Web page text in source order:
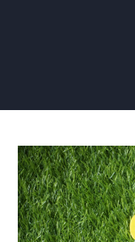
Partners
van
Renovlies
Informatie